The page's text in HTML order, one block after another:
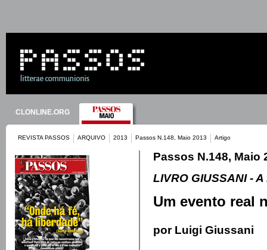
CLONLINE.ORG
REVISTA PASSOS ARQUIVO 2013 Passos N.148, Maio 2013 Artigo
Passos N.148, Maio
LIVRO GIUSSANI -
Um evento real
por Luigi Giussani